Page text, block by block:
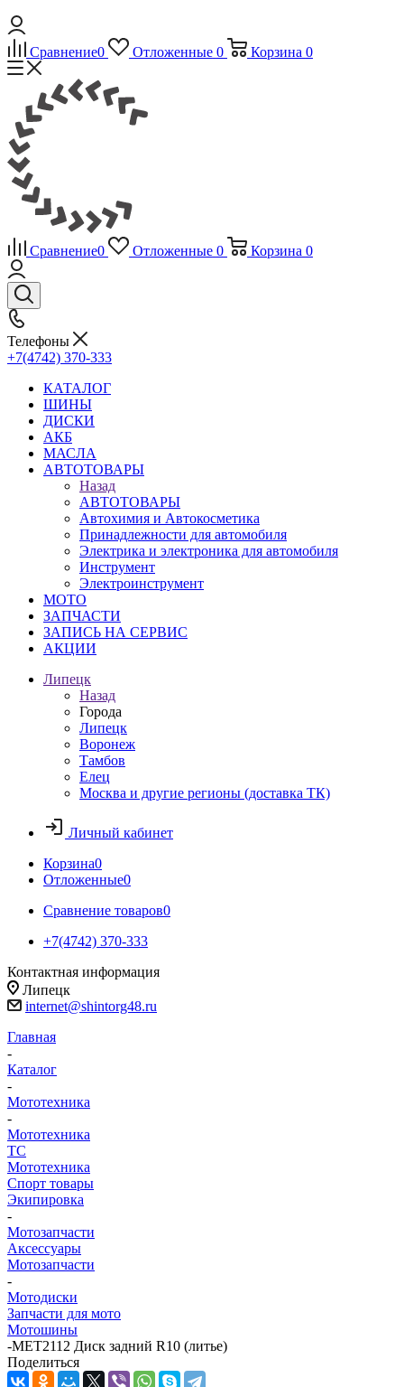
Сравнение0 Отложенные 0 Корзина 0
Сравнение0 Отложенные 0 Корзина 0
Телефоны
+7(4742) 370-333
КАТАЛОГ
ШИНЫ
ДИСКИ
АКБ
МАСЛА
АВТОТОВАРЫ
Назад
АВТОТОВАРЫ
Автохимия и Автокосметика
Принадлежности для автомобиля
Электрика и электроника для автомобиля
Инструмент
Электроинструмент
МОТО
ЗАПЧАСТИ
ЗАПИСЬ НА СЕРВИС
АКЦИИ
Липецк
Назад
Города
Липецк
Воронеж
Тамбов
Елец
Москва и другие регионы (доставка ТК)
Личный кабинет
Корзина0
Отложенные0
Сравнение товаров0
+7(4742) 370-333
Контактная информация
Липецк
internet@shintorg48.ru
Главная
-
Каталог
-
Мототехника
-
Мототехника
ТС
Мототехника
Спорт товары
Экипировка
-
Мотозапчасти
Аксессуары
Мотозапчасти
-
Мотодиски
Запчасти для мото
Мотошины
-MET2112 Диск задний R10 (литье)
Поделиться